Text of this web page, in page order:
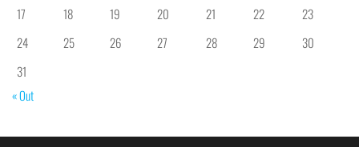
17
18 19 20 21 22
23
24
25 26 27 28 29
30
31
« Out